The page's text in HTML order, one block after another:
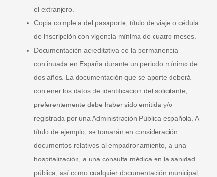
el extranjero.
Copia completa del pasaporte , título de viaje o cédula
de inscripción con vigencia mínima de cuatro meses.
Documentación acreditativa de la permanencia
continuada en España durante un periodo mínimo de
dos años. La documentación que se aporte deberá
contener los datos de identificación del solicitante,
preferentemente debe haber sido emitida y/o
registrada por una Administración Pública española. A
título de ejemplo, se tomarán en consideración
documentos relativos al empadronamiento, a una
hospitalización, a una consulta médica en la sanidad
pública, así como cualquier documentación municipal,